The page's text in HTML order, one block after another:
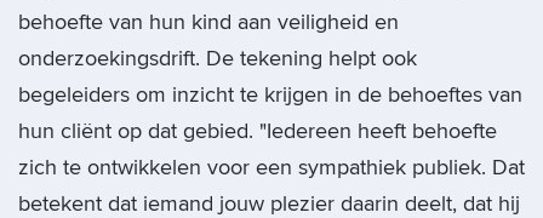
behoefte van hun kind aan veiligheid en
onderzoekingsdrift. De tekening helpt ook
begeleiders om inzicht te krijgen in de behoeftes van
hun cliënt op dat gebied. "Iedereen heeft behoefte
zich te ontwikkelen voor een sympathiek publiek. Dat
betekent dat iemand jouw plezier daarin deelt, dat hij